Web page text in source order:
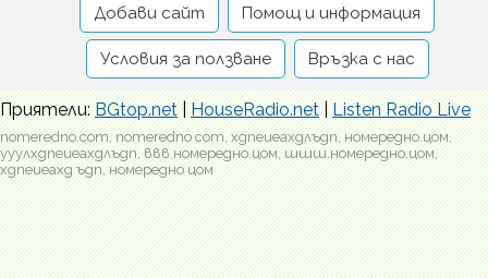
Добави сайт Помощ и информация
Условия за ползване Връзка с нас
Приятели:BGtop.net|HouseRadio.net|Listen Radio Live
nomeredno.com, nomeredno com, хдпеиеахдлъдп, номередно.цом,
ууулхдпеиеахдлъдп, ввв.номередно.цом, шшш.номередно.цом,
хдпеиеахд ъдп, номередно цом